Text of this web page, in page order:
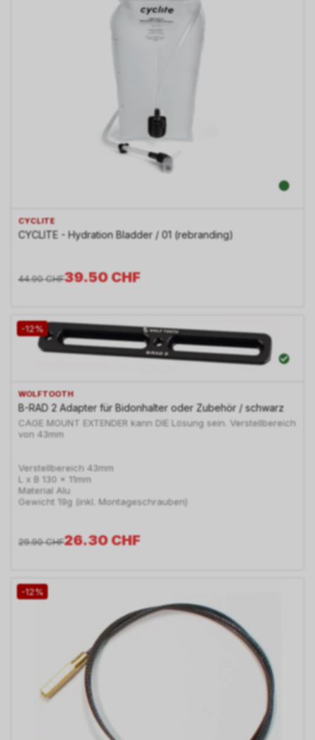
CYCLITE
CYCLITE - Hydration Bladder / 01 (rebranding)
39.50CHF
44.90 CHF
-12%
WOLFTOOTH
B-RAD 2 Adapter für Bidonhalter oder Zubehör / schwarz
CAGE MOUNT EXTENDER kann DIE Lösung sein. Verstellbereich
von 43mm
Verstellbereich 43mm
L x B 130 x 11mm
Material Alu
Gewicht 19g (inkl. Montageschrauben)
26.30CHF
29.90 CHF
-12%